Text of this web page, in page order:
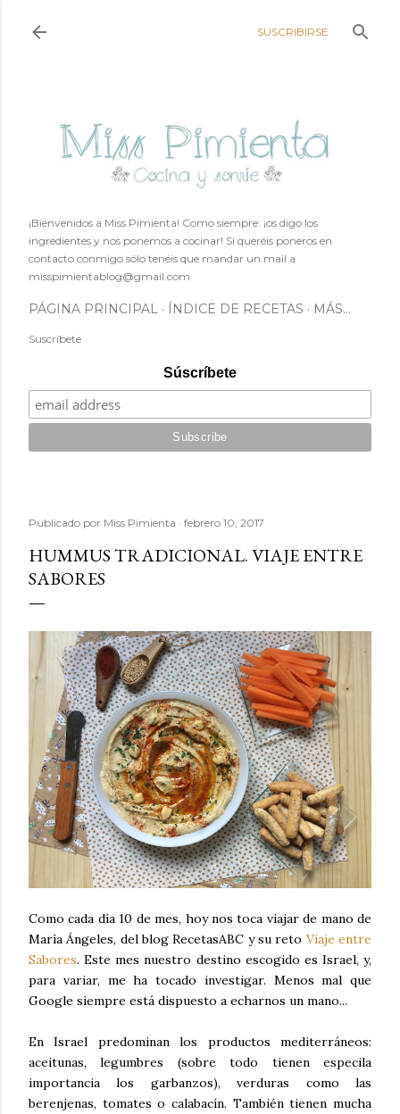
SUSCRIBIRSE
¡Bienvenidos a Miss Pimienta! Como siempre: ¡os digo los
ingredientes y nos ponemos a cocinar! Si queréis poneros en
contacto conmigo sólo tenéis que mandar un mail a
misspimientablog@gmail.com
PÁGINA PRINCIPAL ÍNDICE DE RECETAS MÁS…
Suscríbete
Súscríbete
Publicado por Miss Pimienta febrero 10, 2017
HUMMUS TRADICIONAL. VIAJE ENTRE
SABORES
Como cada día 10 de mes, hoy nos toca viajar de mano de
María Ángeles, del blog RecetasABC y su reto Viaje entre
Sabores. Este mes nuestro destino escogido es Israel, y,
para variar, me ha tocado investigar. Menos mal que
Google siempre está dispuesto a echarnos un mano...
En Israel predominan los productos mediterráneos:
aceitunas, legumbres (sobre todo tienen especila
importancia los garbanzos), verduras como las
berenjenas, tomates o calabacín. También tienen mucha